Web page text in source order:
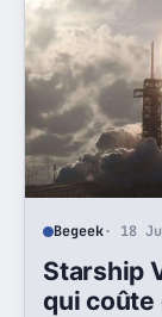
Begeek· 18
Starship
qui coûte